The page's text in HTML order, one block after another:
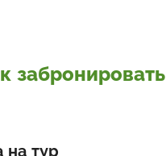
забронировать
на тур